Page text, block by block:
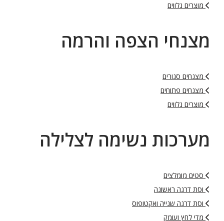
מוצרים נלווים
מצנחי הצפה והרמה
מצנחים סגורים
מצנחים פתוחים
מוצרים נלווים
מערכות נשימה לצלילה
סטים מומלצים
וסת דרגה ראשונה
וסת דרגה שנייה ואקטופוס
מדי לחץ ועומק